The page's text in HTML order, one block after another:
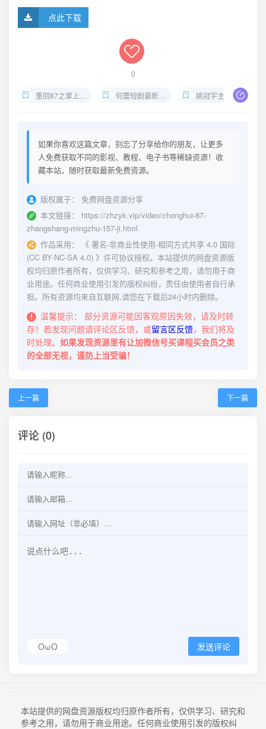
点此下载
0
重回87之掌上明珠全集 何蕾短剧最新推荐 姚冠宇主演抖音热播剧
如果你喜欢这篇文章，别忘了分享给你的朋友，让更多
人免费获取不同的影视、教程、电子书等稀缺资源！收
藏本站，随时获取最新免费资源。
版权属于：
免费网盘资源分享
本文链接：
https://zhzyk.vip/video/chonghui-87-
zhangshang-mingzhu-157-ji.html
作品采用：
《 署名-非商业性使用-相同方式共享 4.0 国际
(CC BY-NC-SA 4.0) 》许可协议授权。本站提供的网盘资源版
权均归原作者所有，仅供学习、研究和参考之用，请勿用于商
业用途。任何商业使用引发的版权纠纷，责任由使用者自行承
担。所有资源均来自互联网,请您在下载后24小时内删除。
温馨提示：
部分资源可能因客观原因失效，请及时转
存！若发现问题请评论区反馈，或留言区反馈，我们将及
时处理。 如果发现资源里有让加微信号买课程买会员之类
的全部无视，谨防上当受骗！
上一篇 下一篇
评论 (0)
OωO 发送评论
本站提供的网盘资源版权均归原作者所有，仅供学习、研究和
参考之用，请勿用于商业用途。任何商业使用引发的版权纠